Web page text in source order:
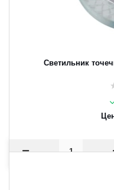
Светильник